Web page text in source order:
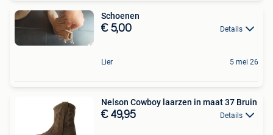
Schoenen
€ 5,00 Details
Lier 5 mei 26
Nelson Cowboy laarzen in maat 37 Bruin
€ 49,95 Details